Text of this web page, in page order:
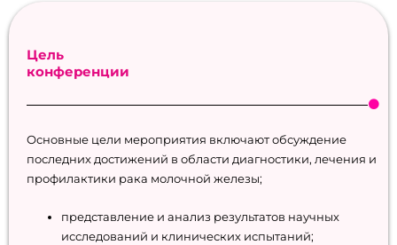
Цель
конференции
Основные цели мероприятия включают обсуждение
последних достижений в области диагностики, лечения и
профилактики рака молочной железы;
представление и анализ результатов научных
исследований и клинических испытаний;